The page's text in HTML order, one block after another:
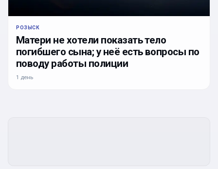
РОЗЫСК
Матери не хотели показать тело
погибшего сына; у неё есть вопросы по
поводу работы полиции
1 день